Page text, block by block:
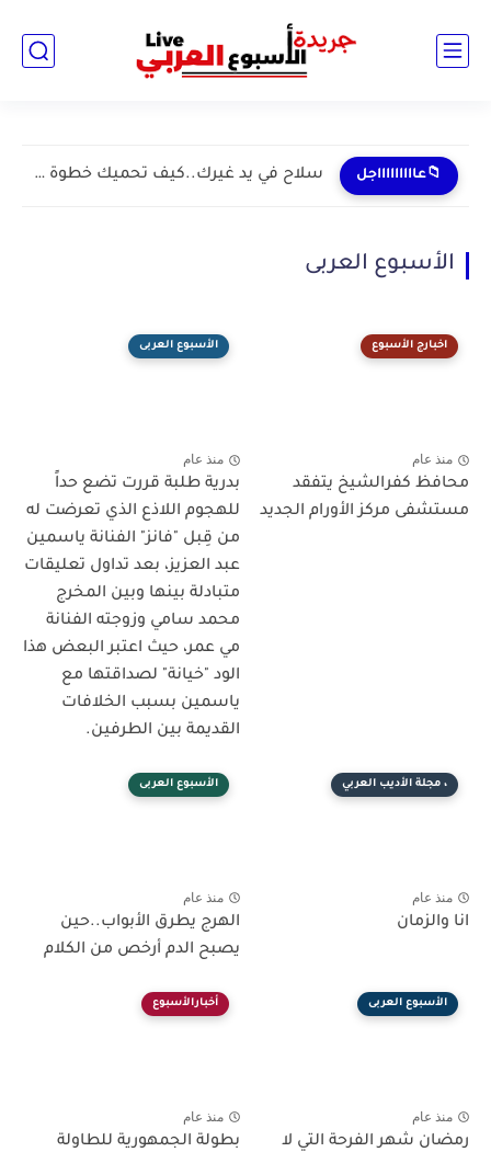
📁عاااااااااجل سلاح في يد غيرك..كيف تحميك خطوة واحدة من كابوس "الشرائح...
الأسبوع العربى
اخبارج الأسبوع
منذ عام
محافظ كفرالشيخ يتفقد
مستشفى مركز الأورام الجديد
الأسبوع العربى
منذ عام
بدرية طلبة قررت تضع حداً
للهجوم اللاذع الذي تعرضت له
من قِبل "فانز" الفنانة ياسمين
عبد العزيز، بعد تداول تعليقات
متبادلة بينها وبين المخرج
محمد سامي وزوجته الفنانة
مي عمر، حيث اعتبر البعض هذا
الود "خيانة" لصداقتها مع
ياسمين بسبب الخلافات
القديمة بين الطرفين.
، مجلة الأديب العربي
منذ عام
انا والزمان
الأسبوع العربى
منذ عام
الهرج يطرق الأبواب..حين
يصبح الدم أرخص من الكلام
الأسبوع العربى
منذ عام
رمضان شهر الفرحة التي لا
أخبارالأسبوع
منذ عام
بطولة الجمهورية للطاولة